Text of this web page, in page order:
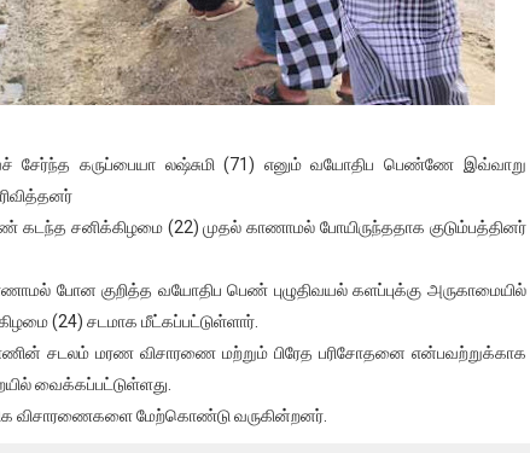
தற்கொலை!
அதிரடி உத்தரவு!
தமிழின அழிப்பிற்கு நீதி கேட்டு நடைபெற்ற
(படங்கள், விடியோ)
பொதுச் சபை கூட்டத்தில் இன்று உரை
(வீடியோ)
அதிக காலெக்ஷன் செய்த திரைப்படம் ! எங்கு
சேர்ந்த கருப்பையா லஷ்சுமி (71) எனும் வயோதிப பெண்ணே இவ்வாறு
கடந்த சனிக்கிழமை (22) முதல் காணாமல் போயிருந்ததாக குடும்பத்தினர்
போன குறித்த வயோதிப பெண் புழுதிவயல் களப்புக்கு அருகாமையில்
(24) சடமாக மீட்கப்பட்டுள்ளார்.
சடலம் மரண விசாரணை மற்றும் பிரேத பரிசோதனை என்பவற்றுக்காக
வைக்கப்பட்டுள்ளது.
விசாரணைகளை மேற்கொண்டு வருகின்றனர்.